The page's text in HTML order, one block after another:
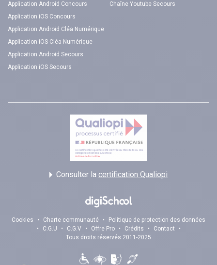
Application Android Concours
Application iOS Concours
Application Android Cléa Numérique
Application iOS Cléa Numérique
Application Android Secours
Application iOS Secours
Chaîne Youtube Secours
Consulter la certification Qualiopi
Cookies • Charte communauté •
Politique de protection des données
•
C.G.U • C.G.V • Offre Pro • Crédits • Contact
•
Tous droits réservés 2011-2025